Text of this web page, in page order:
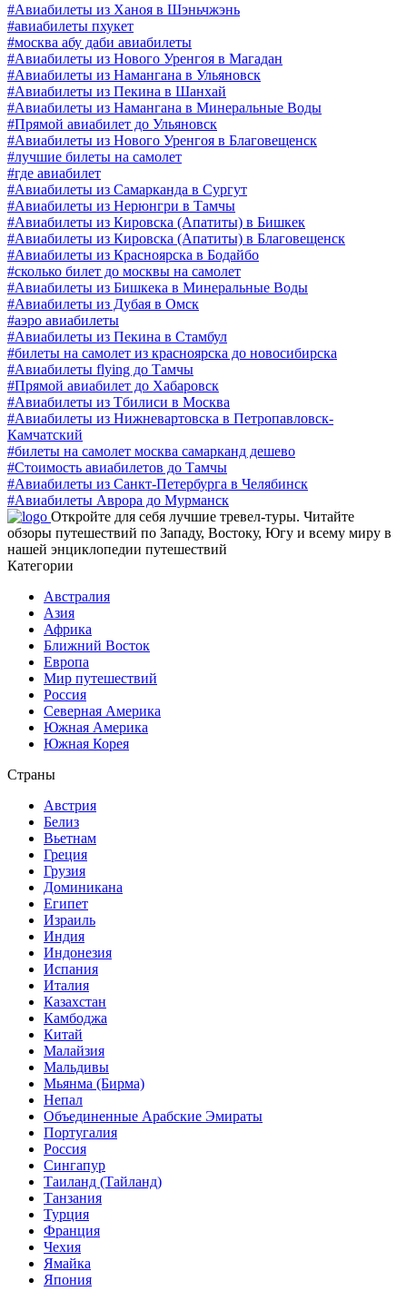
#Авиабилеты из Ханоя в Шэньчжэнь
#авиабилеты пхукет
#москва абу даби авиабилеты
#Авиабилеты из Нового Уренгоя в Магадан
#Авиабилеты из Намангана в Ульяновск
#Авиабилеты из Пекина в Шанхай
#Авиабилеты из Намангана в Минеральные Воды
#Прямой авиабилет до Ульяновск
#Авиабилеты из Нового Уренгоя в Благовещенск
#лучшие билеты на самолет
#где авиабилет
#Авиабилеты из Самарканда в Сургут
#Авиабилеты из Нерюнгри в Тамчы
#Авиабилеты из Кировска (Апатиты) в Бишкек
#Авиабилеты из Кировска (Апатиты) в Благовещенск
#Авиабилеты из Красноярска в Бодайбо
#сколько билет до москвы на самолет
#Авиабилеты из Бишкека в Минеральные Воды
#Авиабилеты из Дубая в Омск
#аэро авиабилеты
#Авиабилеты из Пекина в Стамбул
#билеты на самолет из красноярска до новосибирска
#Авиабилеты flying до Тамчы
#Прямой авиабилет до Хабаровск
#Авиабилеты из Тбилиси в Москва
#Авиабилеты из Нижневартовска в Петропавловск-
Камчатский
#билеты на самолет москва самарканд дешево
#Стоимость авиабилетов до Тамчы
#Авиабилеты из Санкт-Петербурга в Челябинск
#Авиабилеты Аврора до Мурманск
Откройте для себя лучшие тревел-туры. Читайте
обзоры путешествий по Западу, Востоку, Югу и всему миру в
нашей энциклопедии путешествий
Категории
Австралия
Азия
Африка
Ближний Восток
Европа
Мир путешествий
Россия
Северная Америка
Южная Америка
Южная Корея
Страны
Австрия
Белиз
Вьетнам
Греция
Грузия
Доминикана
Египет
Израиль
Индия
Индонезия
Испания
Италия
Казахстан
Камбоджа
Китай
Малайзия
Мальдивы
Мьянма (Бирма)
Непал
Объединенные Арабские Эмираты
Португалия
Россия
Сингапур
Таиланд (Тайланд)
Танзания
Турция
Франция
Чехия
Ямайка
Япония